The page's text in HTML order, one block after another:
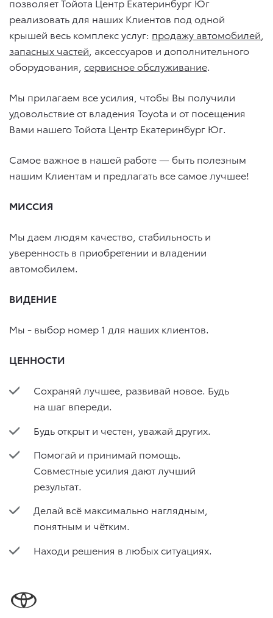
позволяет Тойота Центр Екатеринбург Юг
реализовать для наших Клиентов под одной
крышей весь комплекс услуг: продажу автомобилей
запасных частей , аксессуаров и дополнительного
оборудования, сервисное обслуживание.
Мы прилагаем все усилия, чтобы Вы получили
удовольствие от владения Toyota и от посещения
Вами нашего Тойота Центр Екатеринбург Юг.
Самое важное в нашей работе — быть полезным
нашим Клиентам и предлагать все самое лучшее!
МИССИЯ
Мы даем людям качество, стабильность и
уверенность в приобретении и владении
автомобилем.
ВИДЕНИЕ
Мы - выбор номер 1 для наших клиентов.
ЦЕННОСТИ
Сохраняй лучшее, развивай новое. Будь
на шаг впереди.
Будь открыт и честен, уважай других.
Помогай и принимай помощь.
Совместные усилия дают лучший
результат.
Делай всё максимально наглядным,
понятным и чётким.
Находи решения в любых ситуациях.